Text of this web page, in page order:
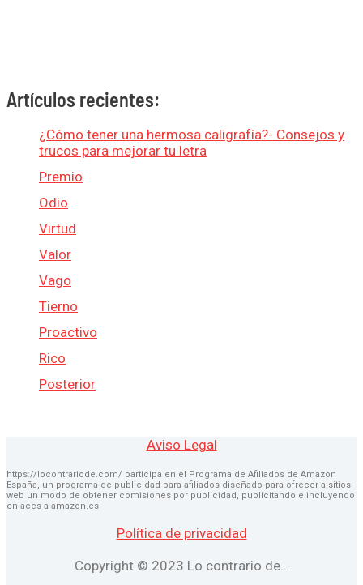
Artículos recientes:
¿Cómo tener una hermosa caligrafía?- Consejos y
trucos para mejorar tu letra
Premio
Odio
Virtud
Valor
Vago
Tierno
Proactivo
Rico
Posterior
Aviso Legal
https://locontrariode.com/ participa en el Programa de Afiliados de Amazon
España, un programa de publicidad para afiliados diseñado para ofrecer a sitios
web un modo de obtener comisiones por publicidad, publicitando e incluyendo
enlaces a amazon.es
Política de privacidad
Copyright © 2023 Lo contrario de…